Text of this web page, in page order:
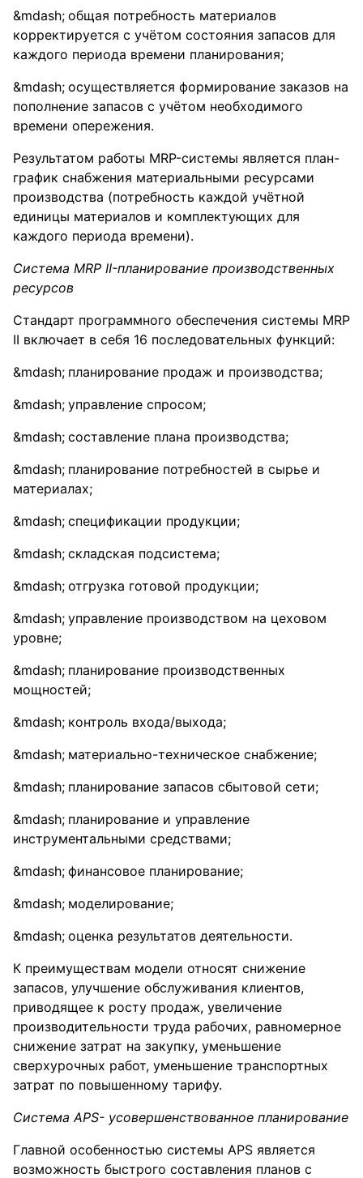
общая потребность материалов
корректируется с учётом состояния запасов для
каждого периода времени планирования;
осуществляется формирование заказов на
пополнение запасов с учётом необходимого
времени опережения.
Результатом работы MRP-системы является план-
график снабжения материальными ресурсами
производства (потребность каждой учётной
единицы материалов и комплектующих для
каждого периода времени).
Система MRP II-планирование производственных
ресурсов
Стандарт программного обеспечения системы MRP
II включает в себя 16 последовательных функций:
планирование продаж и производства;
управление спросом;
составление плана производства;
планирование потребностей в сырье и
материалах;
спецификации продукции;
складская подсистема;
отгрузка готовой продукции;
управление производством на цеховом
уровне;
планирование производственных
мощностей;
контроль входа/выхода;
материально-техническое снабжение;
планирование запасов сбытовой сети;
планирование и управление
инструментальными средствами;
финансовое планирование;
моделирование;
оценка результатов деятельности.
К преимуществам модели относят снижение
запасов, улучшение обслуживания клиентов,
приводящее к росту продаж, увеличение
производительности труда рабочих, равномерное
снижение затрат на закупку, уменьшение
сверхурочных работ, уменьшение транспортных
затрат по повышенному тарифу.
Система APS- усовершенствованное планирование
Главной особенностью системы APS является
возможность быстрого составления планов с